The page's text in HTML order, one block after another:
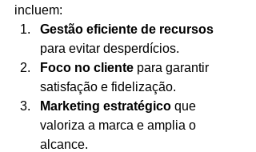
incluem:
Gestão eficiente de recursos
para evitar desperdícios.
Foco no cliente para garantir
satisfação e fidelização.
Marketing estratégico que
valoriza a marca e amplia o
alcance.